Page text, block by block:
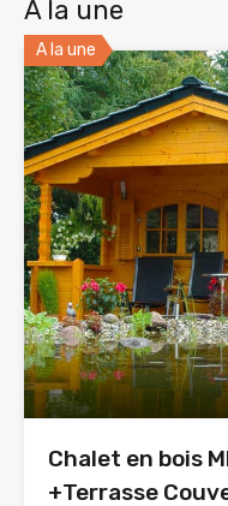
A la une
A la une
Chalet en bois
+Terrasse